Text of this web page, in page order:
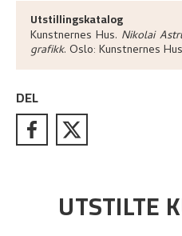
Utstillingskatalog
Kunstnernes Hus. Nikolai
grafikk. Oslo: Kunstnernes
DEL
UTSTILTE